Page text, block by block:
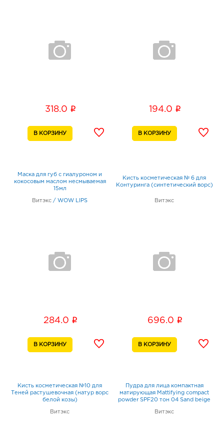
318.0 i 194.0 i
Маска для губ с гиалуроном и
кокосовым маслом несмываемая
15мл
Витэкс / WOW LIPS
284.0 i
Кисть косметическая № 6 для
Контуринга (синтетический ворс)
Витэкс
696.0 i
Кисть косметическая №10 для
Теней растушевочная (натур ворс
белой козы)
Витэкс
Пудра для лица компактная
матирующая Mattifying compact
powder SPF20 тон 04 Sand beige
Витэкс